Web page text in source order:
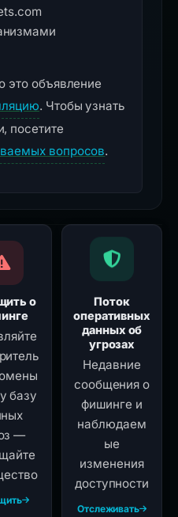
это объявление
. Чтобы узнать
посетите
вопросов.
о
базу
—
Поток
оперативных
данных об
угрозах
Недавние
сообщения о
фишинге и
наблюдаем
ые
изменения
доступности
Отслеживать